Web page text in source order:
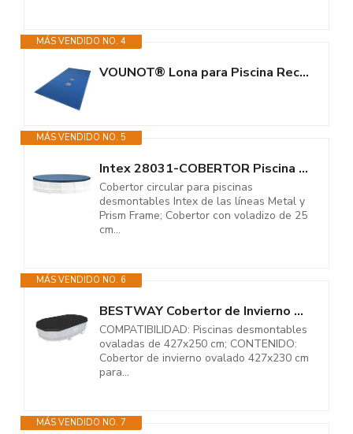
MÁS VENDIDO NO. 4
VOUNOT® Lona para Piscina Rectangular 8 x 4 m, Cubierta Protectora PE de...
MÁS VENDIDO NO. 5
Intex 28031-COBERTOR Piscina Metal Frame 366CM
Cobertor circular para piscinas
desmontables Intex de las líneas Metal y
Prism Frame; Cobertor con voladizo de 25
cm...
MÁS VENDIDO NO. 6
BESTWAY Cobertor de Invierno Ovalado 427x230 cm para Piscinas Ovaladas de...
COMPATIBILIDAD: Piscinas desmontables
ovaladas de 427x250 cm; CONTENIDO:
Cobertor de invierno ovalado 427x230 cm
para...
MÁS VENDIDO NO. 7